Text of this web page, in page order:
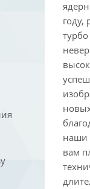
году,
наши
вам